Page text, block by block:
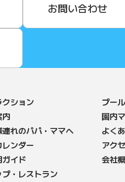
お問い合わせ
クション
内
連れのパパ・ママへ
レンダー
ガイド
プ・レストラン
プール
園内
よく
アク
会社